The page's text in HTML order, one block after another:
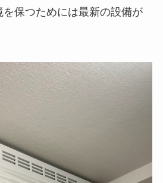
保つためには最新の設備が